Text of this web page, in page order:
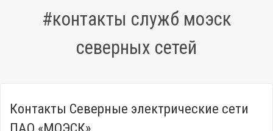
#контакты служб моэск
северных сетей
Контакты Северные электрические сети